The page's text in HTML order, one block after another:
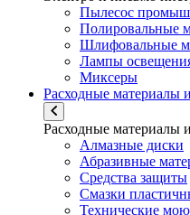
Пылесос
Полировальные
Шлифовальные
Лампы
Миксеры
Расходные материалы
Расходные материалы
Алмазные диски
Абразивные
Средства защиты
Смазки
Технические